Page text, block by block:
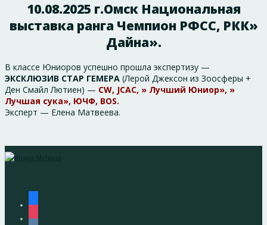
10.08.2025 г.Омск Национальная
выставка ранга Чемпион РФСС, РКК»
Дайна».
В классе Юниоров успешно прошла экспертизу —
ЭКСКЛЮЗИВ СТАР ГЕМЕРА (Лерой Джексон из Зоосферы +
Ден Смайл Лютиен) — CW, JCAC, » Лучший Юниор», »
Лучшая сука», ЮЧФ, BOS.
Эксперт — Елена Матвеева.